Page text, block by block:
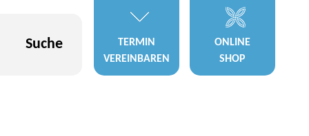
Suche
TERMIN
VEREINBAREN
ONLINE
SHOP